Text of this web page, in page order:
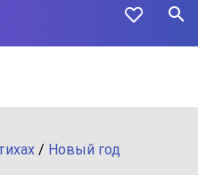
/ Новый год